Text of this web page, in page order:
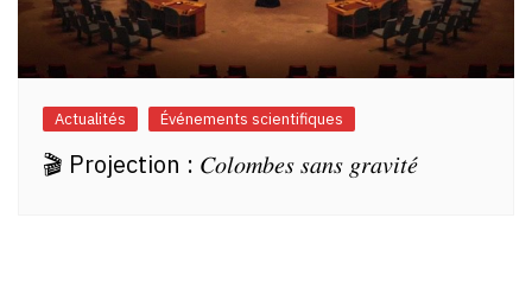
Actualités Événements scientifiques
🎬 Projection : 𝐶𝑜𝑙𝑜𝑚𝑏𝑒𝑠 𝑠𝑎𝑛𝑠 𝑔𝑟𝑎𝑣𝑖𝑡𝑒́